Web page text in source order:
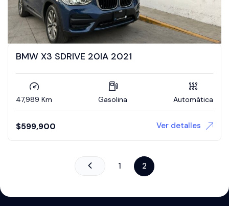
BMW X3 SDRIVE 20IA 2021
47,989 Km Gasolina Automática
$599,900 Ver detalles
1 2